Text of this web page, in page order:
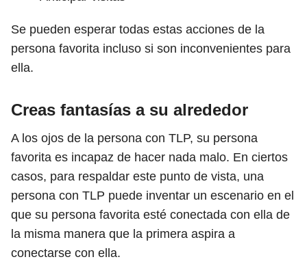
Se pueden esperar todas estas acciones de la
persona favorita incluso si son inconvenientes para
ella.
Creas fantasías a su alrededor
A los ojos de la persona con TLP, su persona
favorita es incapaz de hacer nada malo. En ciertos
casos, para respaldar este punto de vista, una
persona con TLP puede inventar un escenario en el
que su persona favorita esté conectada con ella de
la misma manera que la primera aspira a
conectarse con ella.